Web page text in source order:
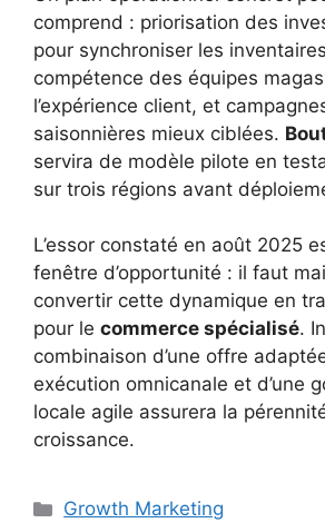
comprend : priorisation des
pour synchroniser les
compétence des équipes
l’expérience client, et
saisonnières mieux ciblées.
servira de modèle pilote en
sur trois régions avant
L’essor constaté en août 2025
fenêtre d’opportunité : il faut
convertir cette dynamique en
pour le commerce spécialisé.
combinaison d’une offre
exécution omnicanale et d’une
locale agile assurera la
croissance.
Catégories
Growth Marketing